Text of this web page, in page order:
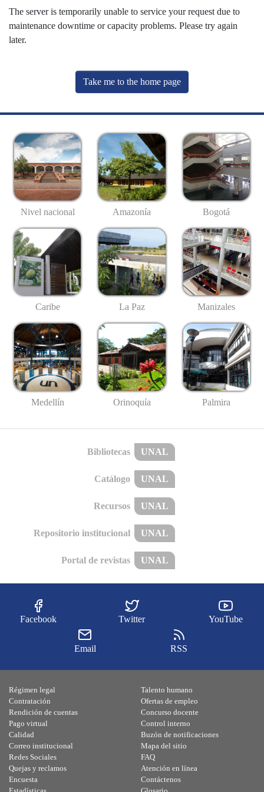
The server is temporarily unable to service your request due to
maintenance downtime or capacity problems. Please try again
later.
Take me to the home page
Nivel nacional Amazonía Bogotá
Caribe La Paz Manizales
Medellín Orinoquía Palmira
Bibliotecas UNAL
Catálogo UNAL
Recursos UNAL
Repositorio institucional UNAL
Portal de revistas UNAL
Facebook Twitter YouTube
Email RSS
Régimen legal
Contratación
Rendición de cuentas
Pago virtual
Calidad
Talento humano
Ofertas de empleo
Concurso docente
Control interno
Buzón de notificaciones
Correo institucional
Redes Sociales
Quejas y reclamos
Encuesta
Mapa del sitio
FAQ
Atención en línea
Contáctenos